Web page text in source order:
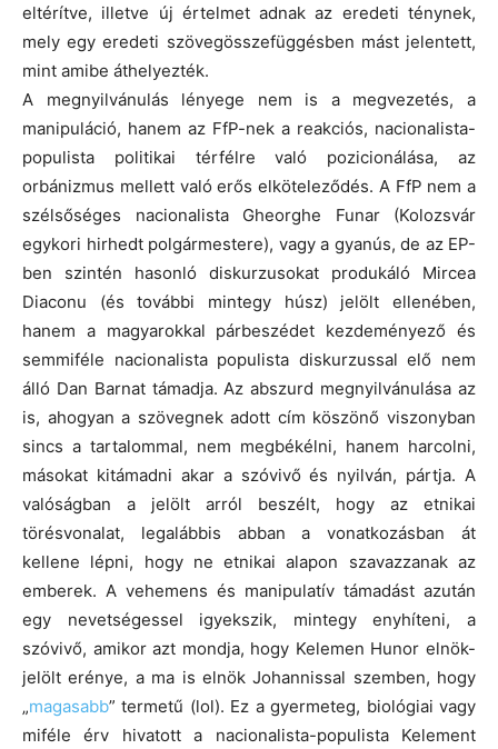
eltérítve, illetve új értelmet adnak az eredeti ténynek,
mely egy eredeti szövegösszefüggésben mást jelentett,
mint amibe áthelyezték.
A megnyilvánulás lényege nem is a megvezetés, a
manipuláció, hanem az FfP-nek a reakciós, nacionalista-
populista politikai térfélre való pozicionálása, az
orbánizmus mellett való erős elköteleződés. A FfP nem a
szélsőséges nacionalista Gheorghe Funar (Kolozsvár
egykori hirhedt polgármestere), vagy a gyanús, de az EP-
ben szintén hasonló diskurzusokat produkáló Mircea
Diaconu (és további mintegy húsz) jelölt ellenében,
hanem a magyarokkal párbeszédet kezdeményező és
semmiféle nacionalista populista diskurzussal elő nem
álló Dan Barnat támadja. Az abszurd megnyilvánulása az
is, ahogyan a szövegnek adott cím köszönő viszonyban
sincs a tartalommal, nem megbékélni, hanem harcolni,
másokat kitámadni akar a szóvivő és nyilván, pártja. A
valóságban a jelölt arról beszélt, hogy az etnikai
törésvonalat, legalábbis abban a vonatkozásban át
kellene lépni, hogy ne etnikai alapon szavazzanak az
emberek. A vehemens és manipulatív támadást azután
egy nevetségessel igyekszik, mintegy enyhíteni, a
szóvivő, amikor azt mondja, hogy Kelemen Hunor elnök-
jelölt erénye, a ma is elnök Johannissal szemben, hogy
„magasabb” termetű (lol). Ez a gyermeteg, biológiai vagy
miféle érv hivatott a nacionalista-populista Kelement